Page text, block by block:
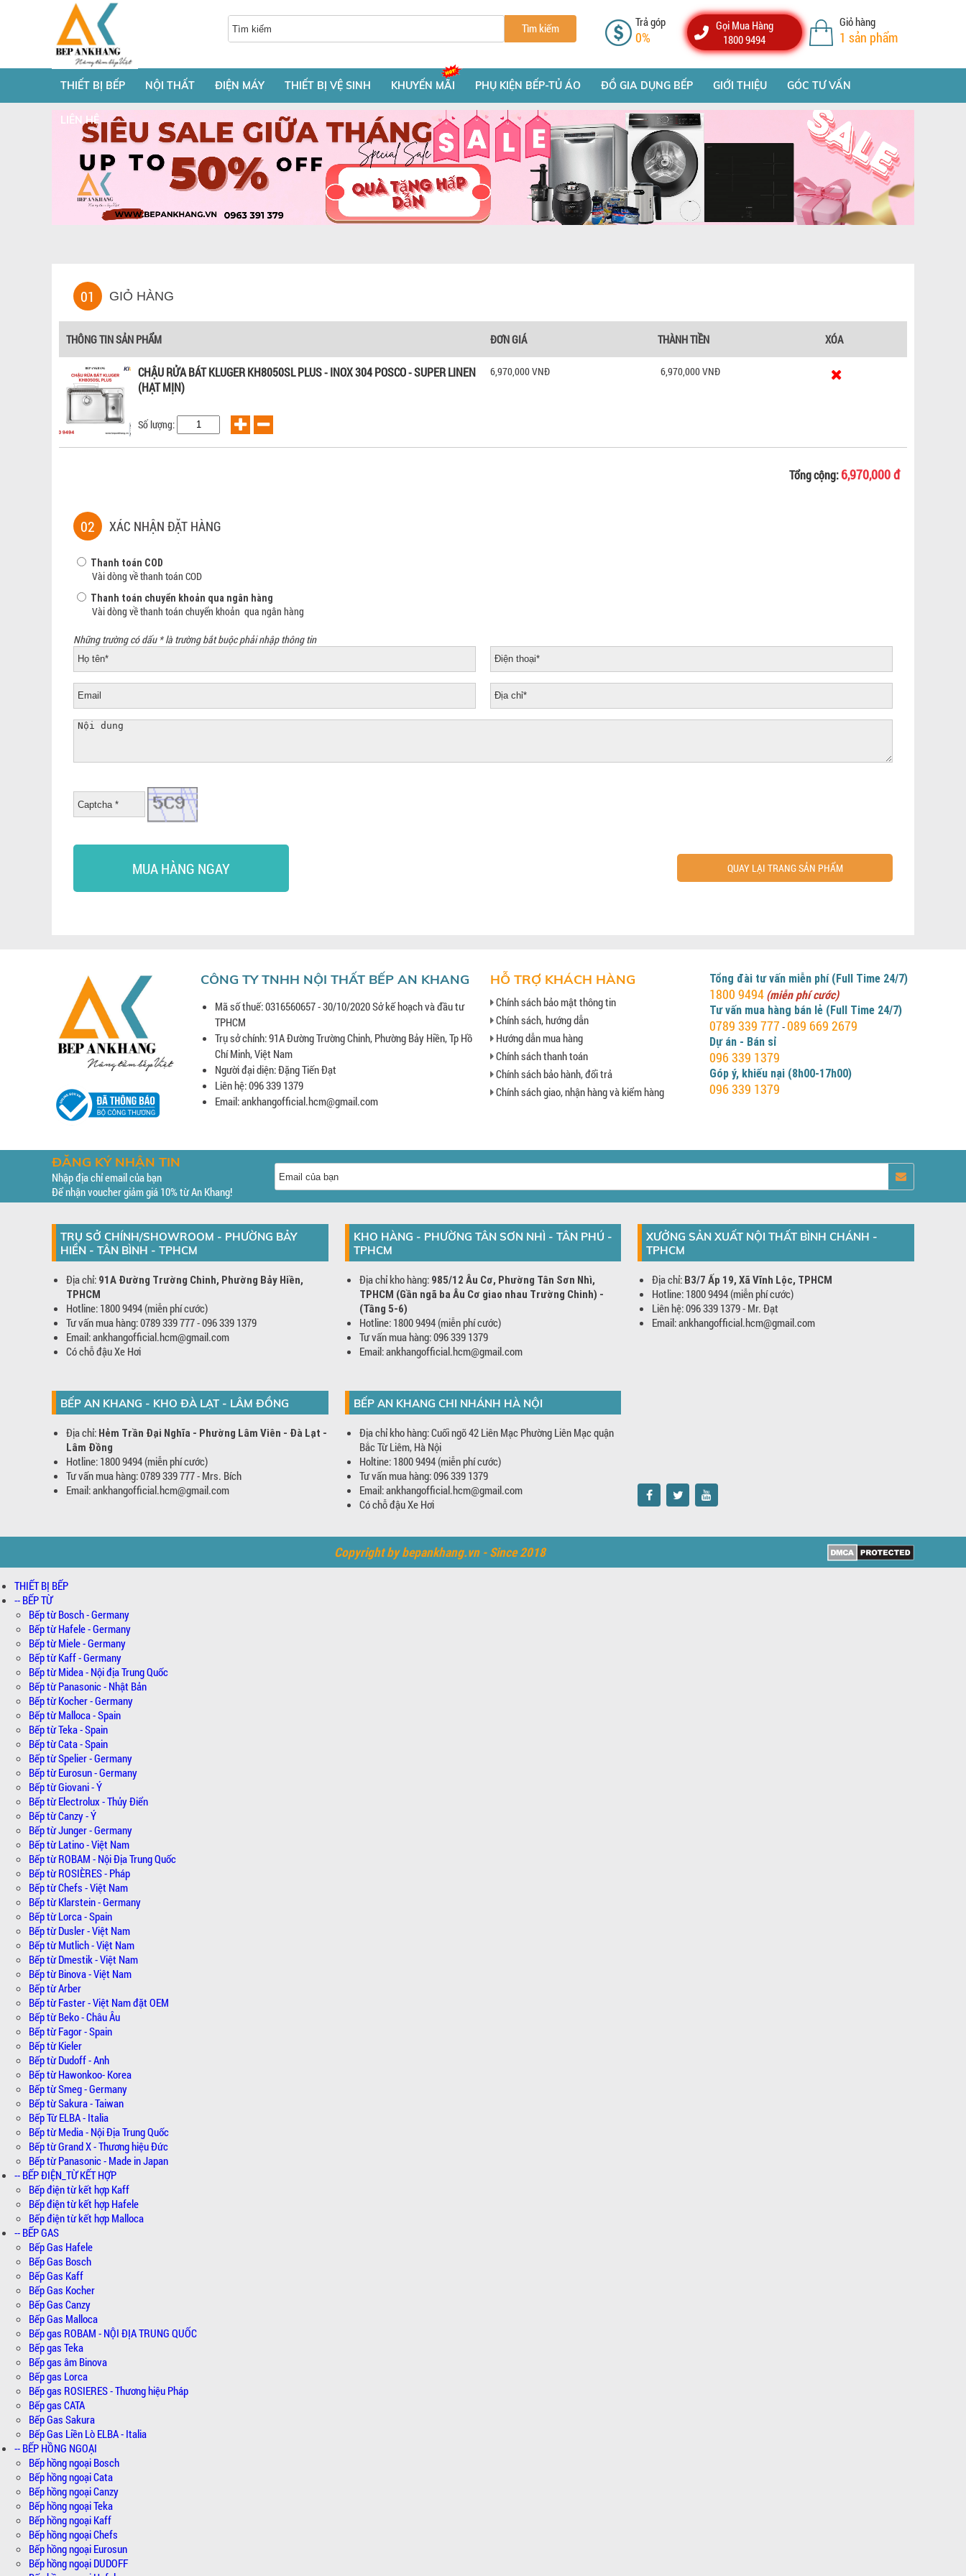
Tìm kiếm Trả góp
0%
Gọi Mua Hàng
1800 9494
Giỏ hàng
1 sản phẩm
THIẾT BỊ BẾP NỘI THẤT ĐIỆN MÁY THIẾT BỊ VỆ SINH KHUYẾN MÃI PHỤ KIỆN BẾP-TỦ ÁO ĐỒ GIA DỤNG BẾP GIỚI THIỆU GÓC TƯ VẤN
LIÊN HỆ
01 GIỎ HÀNG
THÔNG TIN SẢN PHẨM ĐƠN GIÁ THÀNH TIỀN XÓA
CHẬU RỬA BÁT KLUGER KH8050SL PLUS - INOX 304 POSCO - SUPER LINEN
(HẠT MỊN)
Số lượng:
6,970,000 VNĐ 6,970,000 VNĐ
Tổng cộng:6,970,000 đ
02 XÁC NHẬN ĐẶT HÀNG
Thanh toán COD
Vài dòng về thanh toán COD
Thanh toán chuyển khoản qua ngân hàng
Vài dòng về thanh toán chuyển khoản qua ngân hàng
Những trường có dấu * là trường bắt buộc phải nhập thông tin
MUA HÀNG NGAY QUAY LẠI TRANG SẢN PHẨM
CÔNG TY TNHH NỘI THẤT BẾP AN KHANG
Mã số thuế: 0316560657 - 30/10/2020 Sở kế hoạch và đầu tư
TPHCM
Trụ sở chính: 91A Đường Trường Chinh, Phường Bảy Hiền, Tp Hồ
Chí Minh, Việt Nam
Người đại diện: Đặng Tiến Đạt
Liên hệ: 096 339 1379
Email: ankhangofficial.hcm@gmail.com
HỖ TRỢ KHÁCH HÀNG
Chính sách bảo mật thông tin
Chính sách, hướng dẫn
Hướng dẫn mua hàng
Chính sách thanh toán
Chính sách bảo hành, đổi trả
Chính sách giao, nhận hàng và kiểm hàng
Tổng đài tư vấn miễn phí (Full Time 24/7)
1800 9494 (miễn phí cước)
Tư vấn mua hàng bán lẻ (Full Time 24/7)
0789 339 777 -089 669 2679
Dự án - Bán sỉ
096 339 1379
Góp ý, khiếu nại (8h00-17h00)
096 339 1379
ĐĂNG KÝ NHẬN TIN
Nhập địa chỉ email của bạn
Để nhận voucher giảm giá 10% từ An Khang!
TRỤ SỞ CHÍNH/SHOWROOM - PHƯỜNG BẢY
HIỀN - TÂN BÌNH - TPHCM
Địa chỉ: 91A Đường Trường Chinh, Phường Bảy Hiền,
TPHCM
Hotline: 1800 9494 (miễn phí cước)
Tư vấn mua hàng: 0789 339 777 - 096 339 1379
Email: ankhangofficial.hcm@gmail.com
Có chỗ đậu Xe Hơi
KHO HÀNG - PHƯỜNG TÂN SƠN NHÌ - TÂN PHÚ -
TPHCM
Địa chỉ kho hàng: 985/12 Âu Cơ, Phường Tân Sơn Nhì,
TPHCM (Gần ngã ba Âu Cơ giao nhau Trường Chinh) -
(Tầng 5-6)
Hotline: 1800 9494 (miễn phí cước)
Tư vấn mua hàng: 096 339 1379
Email: ankhangofficial.hcm@gmail.com
XƯỞNG SẢN XUẤT NỘI THẤT BÌNH CHÁNH -
TPHCM
Địa chỉ: B3/7 Ấp 19, Xã Vĩnh Lộc, TPHCM
Hotline: 1800 9494 (miễn phí cước)
Liên hệ: 096 339 1379 - Mr. Đạt
Email: ankhangofficial.hcm@gmail.com
BẾP AN KHANG - KHO ĐÀ LẠT - LÂM ĐỒNG
Địa chỉ: Hẻm Trần Đại Nghĩa - Phường Lâm Viên - Đà Lạt -
Lâm Đồng
Hotline: 1800 9494 (miễn phí cước)
Tư vấn mua hàng: 0789 339 777 - Mrs. Bích
Email: ankhangofficial.hcm@gmail.com
BẾP AN KHANG CHI NHÁNH HÀ NỘI
Địa chỉ kho hàng: Cuối ngõ 42 Liên Mạc Phường Liên Mạc quận
Bắc Từ Liêm, Hà Nội
Holtine: 1800 9494 (miễn phí cước)
Tư vấn mua hàng: 096 339 1379
Email: ankhangofficial.hcm@gmail.com
Có chỗ đậu Xe Hơi
Copyright by bepankhang.vn - Since 2018
THIẾT BỊ BẾP
-- BẾP TỪ
Bếp từ Bosch - Germany
Bếp từ Hafele - Germany
Bếp từ Miele - Germany
Bếp từ Kaff - Germany
Bếp từ Midea - Nội địa Trung Quốc
Bếp từ Panasonic - Nhật Bản
Bếp từ Kocher - Germany
Bếp từ Malloca - Spain
Bếp từ Teka - Spain
Bếp từ Cata - Spain
Bếp từ Spelier - Germany
Bếp từ Eurosun - Germany
Bếp từ Giovani - Ý
Bếp từ Electrolux - Thủy Điển
Bếp từ Canzy - Ý
Bếp từ Junger - Germany
Bếp từ Latino - Việt Nam
Bếp từ ROBAM - Nội Địa Trung Quốc
Bếp từ ROSIÈRES - Pháp
Bếp từ Chefs - Việt Nam
Bếp từ Klarstein - Germany
Bếp từ Lorca - Spain
Bếp từ Dusler - Việt Nam
Bếp từ Mutlich - Việt Nam
Bếp từ Dmestik - Việt Nam
Bếp từ Binova - Việt Nam
Bếp từ Arber
Bếp từ Faster - Việt Nam đặt OEM
Bếp từ Beko - Châu Âu
Bếp từ Fagor - Spain
Bếp từ Kieler
Bếp từ Dudoff - Anh
Bếp từ Hawonkoo- Korea
Bếp từ Smeg - Germany
Bếp từ Sakura - Taiwan
Bếp Từ ELBA - Italia
Bếp từ Media - Nội Địa Trung Quốc
Bếp từ Grand X - Thương hiệu Đức
Bếp từ Panasonic - Made in Japan
-- BẾP ĐIỆN_TỪ KẾT HỢP
Bếp điện từ kết hợp Kaff
Bếp điện từ kết hợp Hafele
Bếp điện từ kết hợp Malloca
-- BẾP GAS
Bếp Gas Hafele
Bếp Gas Bosch
Bếp Gas Kaff
Bếp Gas Kocher
Bếp Gas Canzy
Bếp Gas Malloca
Bếp gas ROBAM - NỘI ĐỊA TRUNG QUỐC
Bếp gas Teka
Bếp gas âm Binova
Bếp gas Lorca
Bếp gas ROSIERES - Thương hiệu Pháp
Bếp gas CATA
Bếp Gas Sakura
Bếp Gas Liền Lò ELBA - Italia
-- BẾP HỒNG NGOẠI
Bếp hồng ngoại Bosch
Bếp hồng ngoại Cata
Bếp hồng ngoại Canzy
Bếp hồng ngoại Teka
Bếp hồng ngoại Kaff
Bếp hồng ngoại Chefs
Bếp hồng ngoại Eurosun
Bếp hồng ngoại DUDOFF